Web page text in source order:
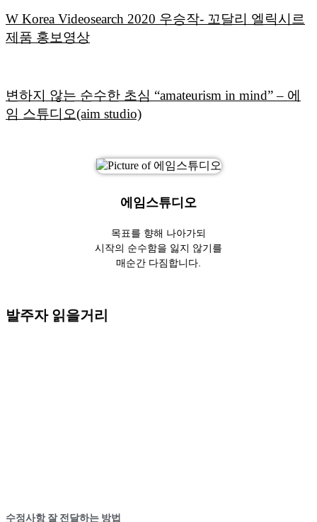
W Korea Videosearch 2020 우승작- 꼬달리 엘릭시르
제품 홍보영상
변하지 않는 순수한 초심 “amateurism in mind” – 에
임 스튜디오(aim studio)
에임스튜디오
목표를 향해 나아가되
시작의 순수함을 잃지 않기를
매순간 다짐합니다.
발주자 읽을거리
수정사항 잘 전달하는 방법